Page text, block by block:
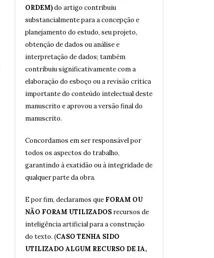
ORDEM)do artigo contribuiu
substancialmente para a concepção e
planejamento do estudo, seu projeto,
obtenção de dados ou análise e
interpretação de dados; também
contribuiu significativamente com a
elaboração do esboço ou a revisão crítica
importante do conteúdo intelectual deste
manuscrito e aprovou a versão final do
manuscrito.
Concordamos em ser responsável por
todos os aspectos do trabalho,
garantindo à exatidão ou à integridade de
qualquer parte da obra.
E por fim, declaramos que FORAM OU
NÃO FORAM UTILIZADOS recursos de
inteligência artificial para a construção
do texto. (CASO TENHA SIDO
UTILIZADO ALGUM RECURSO DE IA,